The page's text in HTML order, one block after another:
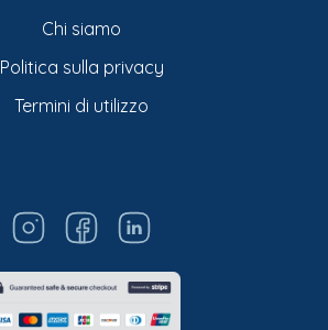
Chi siamo
Politica sulla privacy
Termini di utilizzo